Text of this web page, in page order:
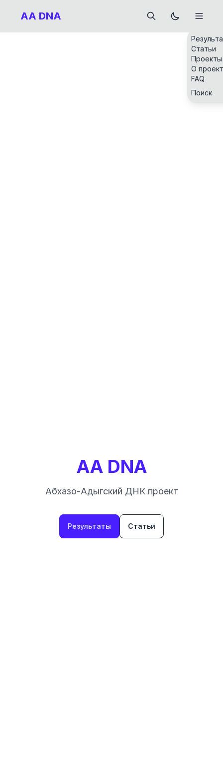
AA DNA
Статьи
Проекты
О
FAQ
Поиск
AA DNA
Абхазо-Адыгский ДНК проект
Результаты Статьи